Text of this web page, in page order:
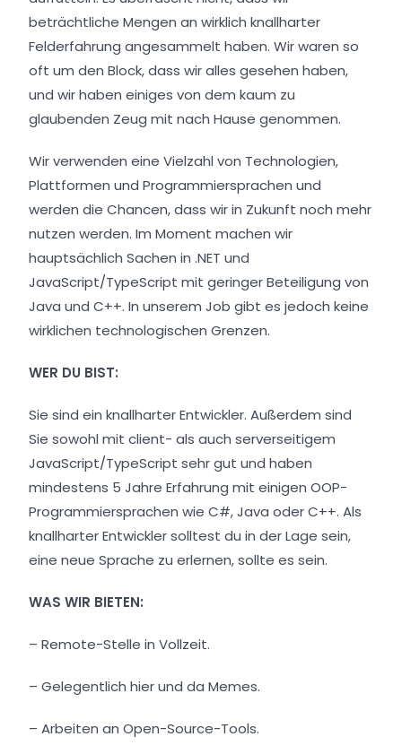
beträchtliche Mengen an wirklich knallharter
Felderfahrung angesammelt haben. Wir waren so
oft um den Block, dass wir alles gesehen haben,
und wir haben einiges von dem kaum zu
glaubenden Zeug mit nach Hause genommen.
Wir verwenden eine Vielzahl von Technologien,
Plattformen und Programmiersprachen und
werden die Chancen, dass wir in Zukunft noch mehr
nutzen werden. Im Moment machen wir
hauptsächlich Sachen in .NET und
JavaScript/TypeScript mit geringer Beteiligung von
Java und C++. In unserem Job gibt es jedoch keine
wirklichen technologischen Grenzen.
WER DU BIST:
Sie sind ein knallharter Entwickler. Außerdem sind
Sie sowohl mit client- als auch serverseitigem
JavaScript/TypeScript sehr gut und haben
mindestens 5 Jahre Erfahrung mit einigen OOP-
Programmiersprachen wie C#, Java oder C++.Als
knallharter Entwickler solltest du in der Lage sein,
eine neue Sprache zu erlernen, sollte es sein.
WAS WIR BIETEN:
– Remote-Stelle in Vollzeit.
– Gelegentlich hier und da Memes.
– Arbeiten an Open-Source-Tools.